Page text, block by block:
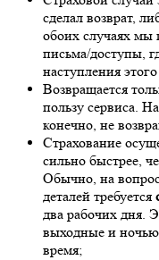
сделал возврат,
обоих случаях мы
письма/доступы,
наступления
Возвращается
пользу сервиса.
конечно, не
Страхование
сильно быстрее,
Обычно, на
деталей требуется
два рабочих дня.
выходные и ночью
время;